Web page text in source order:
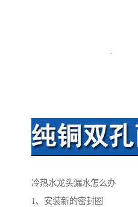
冷热水龙头漏水怎么办
1、安装新的密封圈